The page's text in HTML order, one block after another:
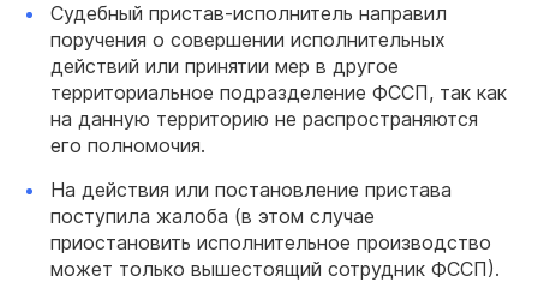
Судебный пристав-исполнитель направил
поручения о совершении исполнительных
действий или принятии мер в другое
территориальное подразделение ФССП, так как
на данную территорию не распространяются
его полномочия.
На действия или постановление пристава
поступила жалоба (в этом случае
приостановить исполнительное производство
может только вышестоящий сотрудник ФССП).